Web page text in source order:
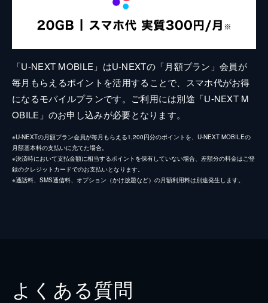
「U-NEXT MOBILE」はU-NEXTの「月額プラン」会員が
毎月もらえるポイントを活用することで、スマホ代がお得
になるモバイルプランです。ご利用には別途「U-NEXT M
OBILE」のお申し込みが必要となります。
※U-NEXTの月額プラン会員が毎月もらえる1,200円分のポイントを、U-NEXT MOBILEの
月額基本料の支払いに充てた場合。
※決済時において支払金額に相当するポイントを保有していない場合、差額分の料金はご登
録のクレジットカードでのお支払いとなります。
※通話料、SMS通信料、オプション（かけ放題など）の月額利用料は別途発生します。
よくある質問